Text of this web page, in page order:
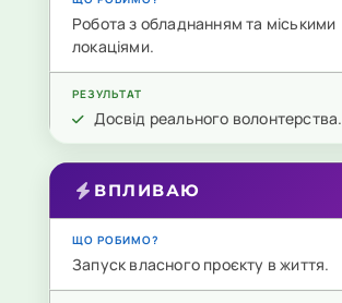
Робота з обладнанням та міськими
локаціями.
Досвід реального волонтерства.
ВПЛИВАЮ
Запуск власного проєкту в життя.